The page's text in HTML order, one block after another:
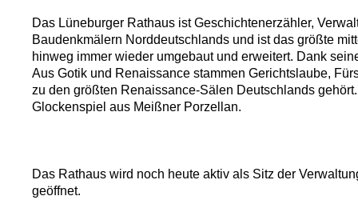
Das Lüneburger Rathaus ist Geschichtenerzähler,
Baudenkmälern Norddeutschlands und ist das größte
hinweg immer wieder umgebaut und erweitert. Dank
Aus Gotik und Renaissance stammen Gerichtslaube,
zu den größten Renaissance-Sälen Deutschlands
Glockenspiel aus Meißner Porzellan.
Das Rathaus wird noch heute aktiv als Sitz der
geöffnet.